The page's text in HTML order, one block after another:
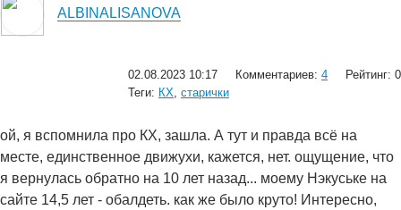
ALBINALISANOVA
02.08.2023 10:17 Комментариев: 4
Рейтинг: 0
Теги: КХ, старички
ой, я вспомнила про КХ, зашла. А тут и правда всё на
месте, единственное движухи, кажется, нет. ощущение, что
я вернулась обратно на 10 лет назад... моему Нэкуське на
сайте 14,5 лет - обалдеть. как же было круто! Интересно,